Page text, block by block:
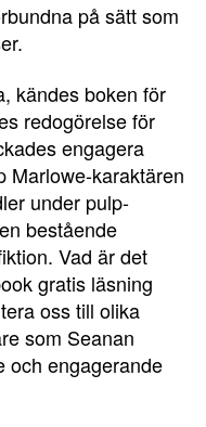
på sätt som
kändes boken för
redogörelse för
engagera
Marlowe-karaktären
under pulp-
bestående
Vad är det
gratis läsning
oss till olika
som Seanan
och engagerande